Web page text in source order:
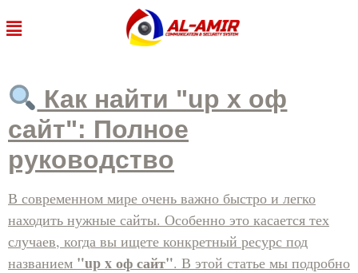
Как найти "up x оф
сайт": Полное
руководство
В современном мире очень важно быстро и легко
находить нужные сайты. Особенно это касается тех
случаев, когда вы ищете конкретный ресурс под
названием "up x оф сайт". В этой статье мы подробно